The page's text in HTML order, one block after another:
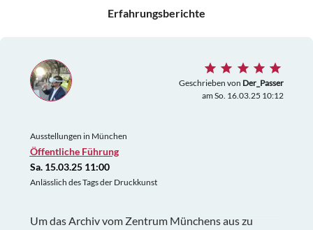
Erfahrungsberichte
Geschrieben von Der_Passer
am So. 16.03.25 10:12
Ausstellungen in München
Öffentliche Führung
Sa. 15.03.25 11:00
Anlässlich des Tags der Druckkunst
Um das Archiv vom Zentrum Münchens aus zu